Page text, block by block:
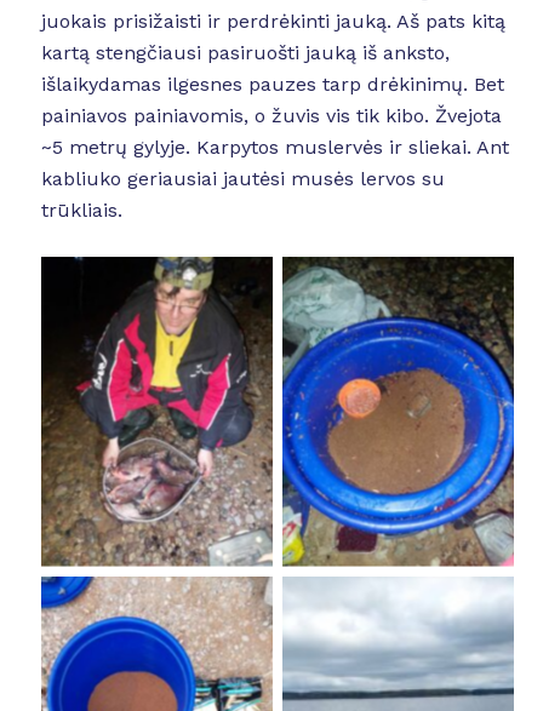
juokais prisižaisti ir perdrėkinti jauką. Aš pats kitą
kartą stengčiausi pasiruošti jauką iš anksto,
išlaikydamas ilgesnes pauzes tarp drėkinimų. Bet
painiavos painiavomis, o žuvis vis tik kibo. Žvejota
~5 metrų gylyje. Karpytos muslervės ir sliekai. Ant
kabliuko geriausiai jautėsi musės lervos su
trūkliais.
No Caption No Caption